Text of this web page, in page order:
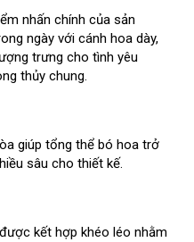
nhấn chính của sản
ngày với cánh hoa dày,
trưng cho tình yêu
thủy chung.
giúp tổng thể bó hoa trở
sâu cho thiết kế.
kết hợp khéo léo nhằm